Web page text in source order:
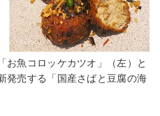
お魚コロッケカツオ」（左）と
発売する「国産さばと豆腐の海